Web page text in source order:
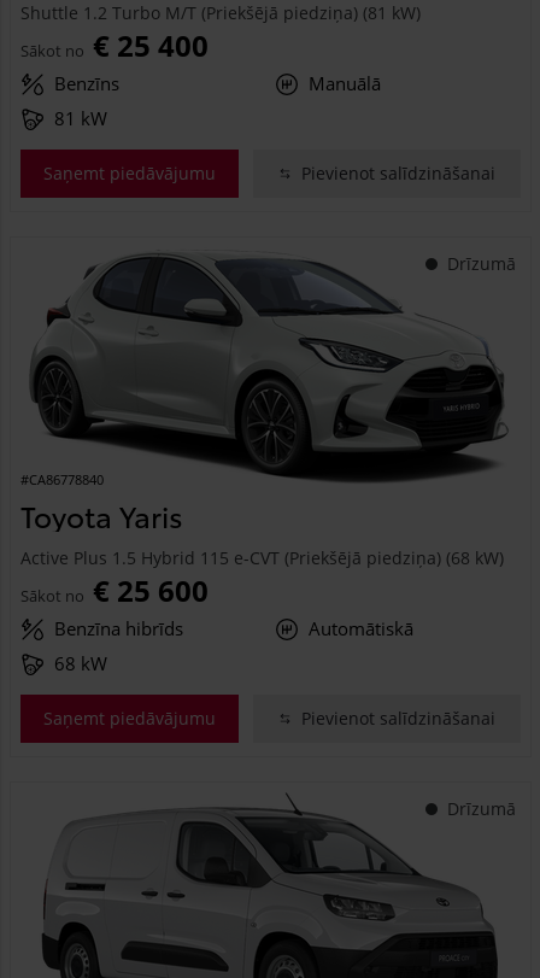
Shuttle 1.2 Turbo M/T (Priekšējā piedziņa) (81 kW)
Sākot no € 25 400
Benzīns
Manuālā
81 kW
Saņemt piedāvājumu Pievienot salīdzināšanai
Drīzumā
#CA86778840
Toyota Yaris
Active Plus 1.5 Hybrid 115 e-CVT (Priekšējā piedziņa) (68 kW)
Sākot no € 25 600
Benzīna hibrīds
Automātiskā
68 kW
Saņemt piedāvājumu Pievienot salīdzināšanai
Drīzumā